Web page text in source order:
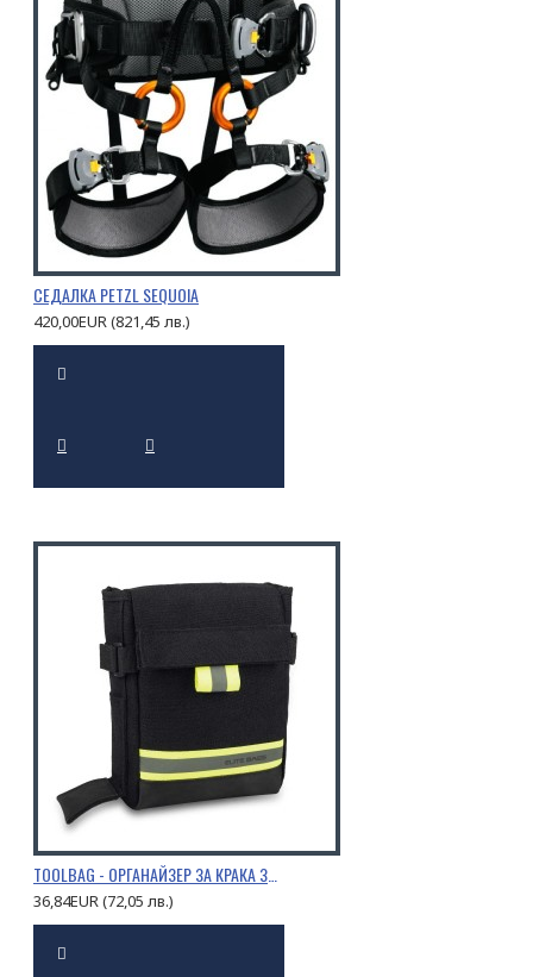
СЕДАЛКА PETZL SEQUOIA
420,00EUR (821,45 лв.)
TOOLBAG - ОРГАНАЙЗЕР ЗА КРАКА ЗА СПАСИТЕЛНИ ИНСТРУМЕНТИ
36,84EUR (72,05 лв.)